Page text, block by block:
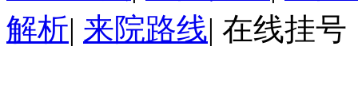
解析| 来院路线| 在线挂号